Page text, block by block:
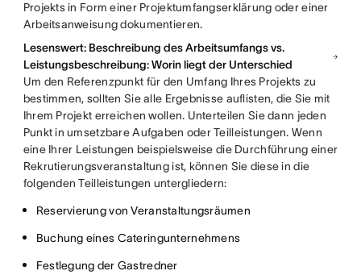
Projekts in Form einer Projektumfangserklärung oder einer
Arbeitsanweisung dokumentieren.
Lesenswert: Beschreibung des Arbeitsumfangs vs.
Leistungsbeschreibung: Worin liegt der Unterschied
Um den Referenzpunkt für den Umfang Ihres Projekts zu
bestimmen, sollten Sie alle Ergebnisse auflisten, die Sie mit
Ihrem Projekt erreichen wollen. Unterteilen Sie dann jeden
Punkt in umsetzbare Aufgaben oder Teilleistungen. Wenn
eine Ihrer Leistungen beispielsweise die Durchführung einer
Rekrutierungsveranstaltung ist, können Sie diese in die
folgenden Teilleistungen untergliedern:
Reservierung von Veranstaltungsräumen
Buchung eines Cateringunternehmens
Festlegung der Gastredner